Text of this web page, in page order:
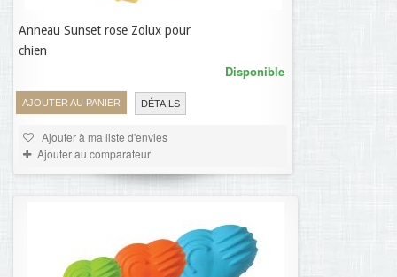
Anneau Sunset rose Zolux pour
chien
AJOUTER AU PANIER DÉTAILS
Disponible
Ajouter à ma liste d'envies
Ajouter au comparateur